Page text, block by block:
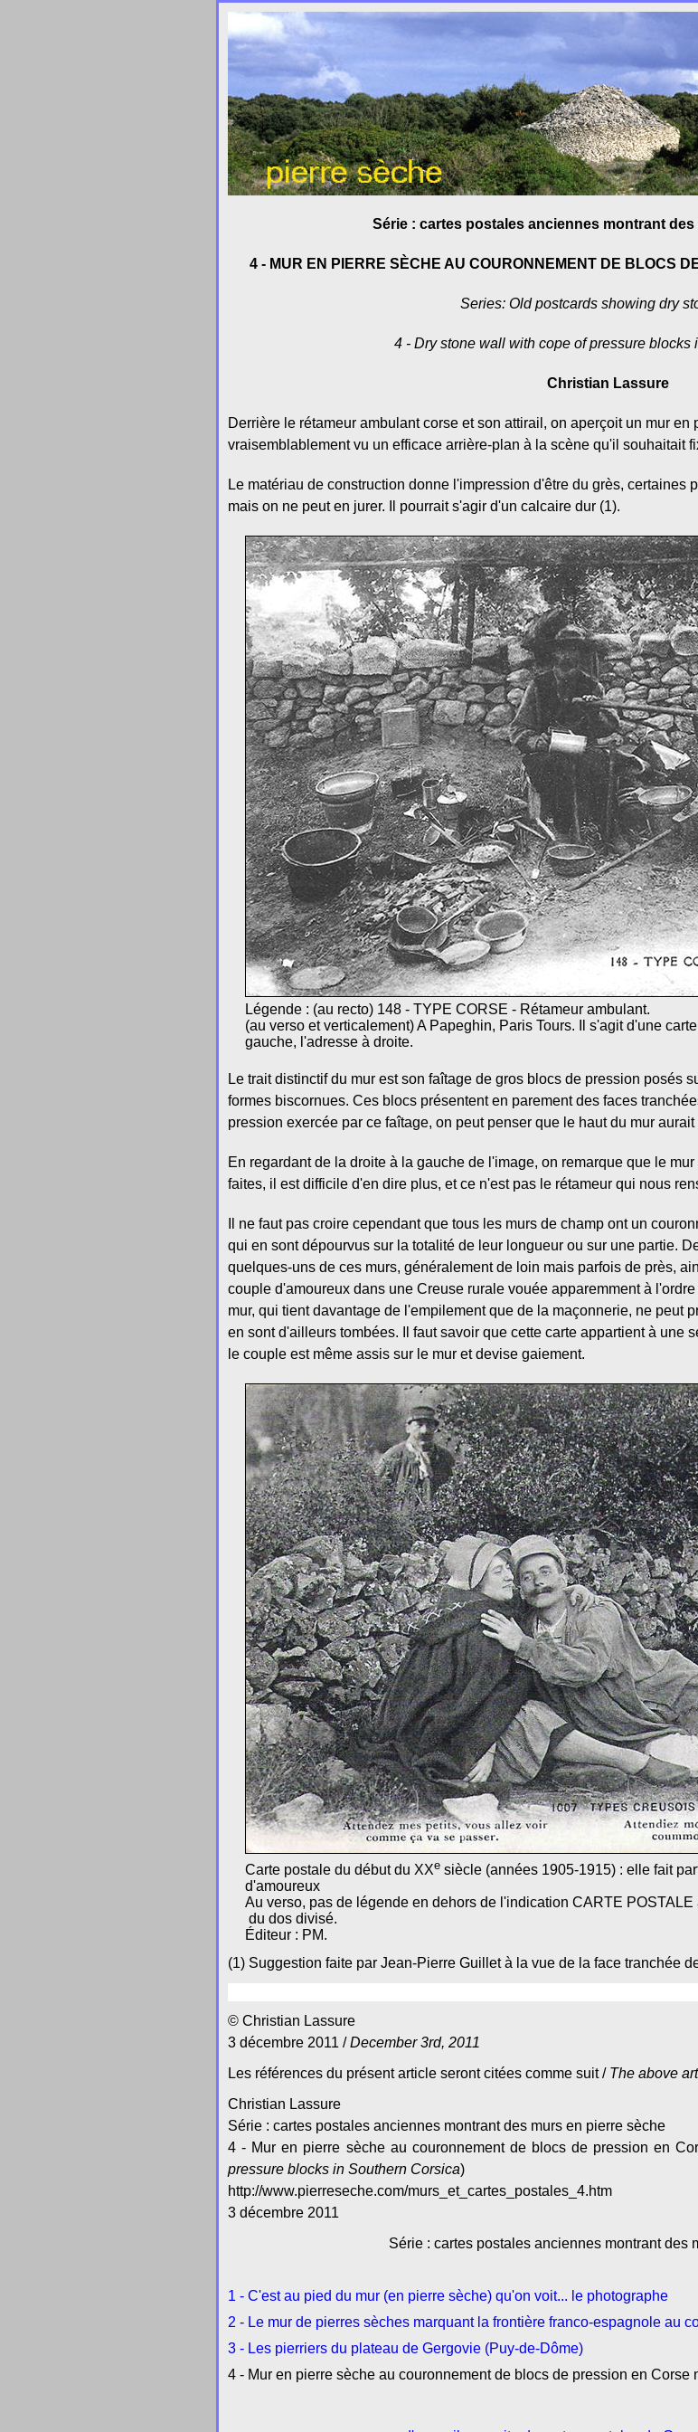
Série : cartes postales anciennes montrant
4- MUR EN PIERRE SÈCHE AU COURONNEMENT DE BLOCS
Series: Old postcards showing dry
4 - Dry stone wall with cope of pressure blocks
Christian Lassure
Derrière le rétameur ambulant corse et son attirail, on aperçoit un mur
vraisemblablement vu un efficace arrière-plan à la scène qu'il souhaitait
Le matériau de construction donne l'impression d'être du grès, certaines
mais on ne peut en jurer. Il pourrait s'agir d'un calcaire dur (1).
Légende : (au recto) 148 - TYPE CORSE - Rétameur ambulant.
(au verso et verticalement) A Papeghin, Paris Tours. Il s'agit d'une
gauche, l'adresse à droite.
Le trait distinctif du mur est son faîtage de gros blocs de pression posés
formes biscornues. Ces blocs présentent en parement des faces
pression exercée par ce faîtage, on peut penser que le haut du mur
En regardant de la droite à la gauche de l'image, on remarque que le
faites, il est difficile d'en dire plus, et ce n'est pas le rétameur qui nous
Il ne faut pas croire cependant que tous les murs de champ ont un
qui en sont dépourvus sur la totalité de leur longueur ou sur une partie.
quelques-uns de ces murs, généralement de loin mais parfois de près,
couple d'amoureux dans une Creuse rurale vouée apparemment à
mur, qui tient davantage de l'empilement que de la maçonnerie, ne peut
en sont d'ailleurs tombées. Il faut savoir que cette carte appartient à une
le couple est même assis sur le mur et devise gaiement.
Carte postale du début du XXe siècle (années 1905-1915) : elle fait
d'amoureux
Au verso, pas de légende en dehors de l'indication CARTE POSTALE
du dos divisé.
Éditeur : PM.
(1) Suggestion faite par Jean-Pierre Guillet à la vue de la face tranchée
© Christian Lassure
3 décembre 2011 /December 3rd, 2011
Les références du présent article seront citées comme suit / The above
Christian Lassure
Série : cartes postales anciennes montrant des murs en pierre sèche
4 - Mur en pierre sèche au couronnement de blocs de pression en
pressure blocks in Southern Corsica)
http://www.pierreseche.com/murs_et_cartes_postales_4.htm
3 décembre 2011
Série : cartes postales anciennes montrant des
1 - C'est au pied du mur (en pierre sèche) qu'on voit... le photographe
2 - Le mur de pierres sèches marquant la frontière franco-espagnole au
3 - Les pierriers du plateau de Gergovie (Puy-de-Dôme)
4 - Mur en pierre sèche au couronnement de blocs de pression en Corse